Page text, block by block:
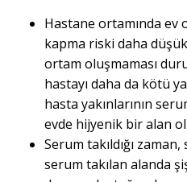
Hastane ortamında ev
kapma riski daha
ortam oluşmaması
hastayı daha da kötü
hasta yakınlarının
evde hijyenik bir alan
Serum takıldığı
serum takılan alanda